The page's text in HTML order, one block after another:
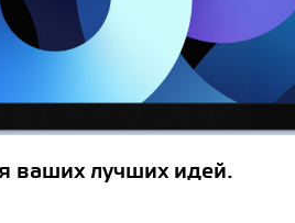
ваших лучших идей.